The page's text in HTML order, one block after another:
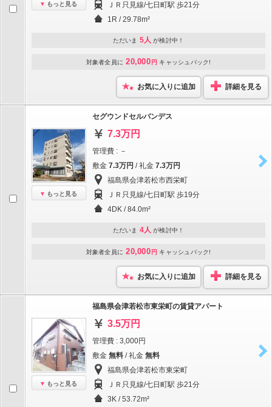
もっと見る
ＪＲ只見線/七日町駅 歩21分
1R / 29.78m²
ただいま 5人 が検討中！
対象者全員に 20,000 円 キャッシュバック!
お気に入りに追加 詳細を見る
もっと見る
セグウンドセルバンデス
7.3万円
管理費 : －
敷金 7.3万円 / 礼金 7.3万円
福島県会津若松市西栄町
ＪＲ只見線/七日町駅 歩19分
4DK / 84.0m²
ただいま 4人 が検討中！
対象者全員に 20,000 円 キャッシュバック!
お気に入りに追加 詳細を見る
もっと見る
福島県会津若松市東栄町の賃貸アパート
3.5万円
管理費 : 3,000円
敷金 無料 / 礼金 無料
福島県会津若松市東栄町
ＪＲ只見線/七日町駅 歩21分
3K / 53.72m²